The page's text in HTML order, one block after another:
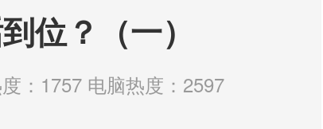
位？（一）
：1757 电脑热度：2597